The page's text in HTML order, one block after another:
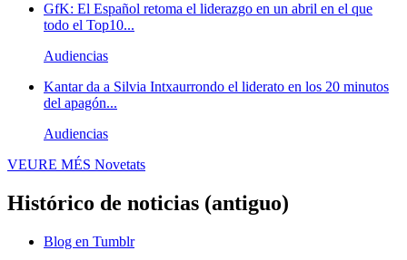
GfK: El Español retoma el liderazgo en un abril en el que
todo el Top10...
Audiencias
Kantar da a Silvia Intxaurrondo el liderato en los 20 minutos
del apagón...
Audiencias
VEURE MÉS Novetats
Histórico de noticias (antiguo)
Blog en Tumblr